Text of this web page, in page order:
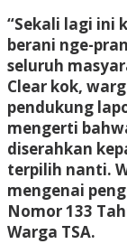
“Sekali lagi ini
berani nge-
seluruh
Clear kok,
pendukung
mengerti
diserahkan
terpilih nanti.
mengenai
Nomor 133
Warga TSA.